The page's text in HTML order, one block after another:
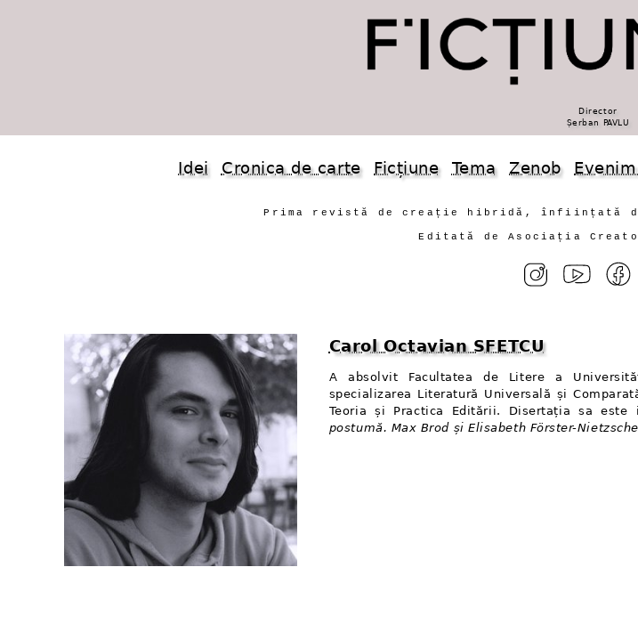
Director
Șerban PAVLU
Idei Cronica de carte Ficțiune Tema Zenob
Prima revistă de creație hibridă, înființată
Editată de Asociația
Carol Octavian SFETCU
A absolvit Facultatea de Litere a
specializarea Literatură Universală și
Teoria și Practica Editării. Disertația sa
postumă. Max Brod și Elisabeth Förster-Nietzsche